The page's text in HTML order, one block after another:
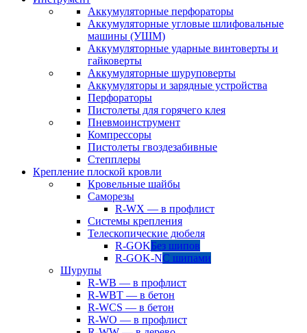
Аккумуляторные перфораторы
Аккумуляторные угловые шлифовальные
машины (УШМ)
Аккумуляторные ударные винтоверты и
гайковерты
Аккумуляторные шуруповерты
Аккумуляторы и зарядные устройства
Перфораторы
Пистолеты для горячего клея
Пневмоинструмент
Компрессоры
Пистолеты гвоздезабивные
Степплеры
Крепление плоской кровли
Кровельные шайбы
Саморезы
R-WX — в профлист
Системы крепления
Телескопические дюбеля
R-GOKБез шипов
R-GOK-NС шипами
Шурупы
R-WB — в профлист
R-WBT — в бетон
R-WCS — в бетон
R-WO — в профлист